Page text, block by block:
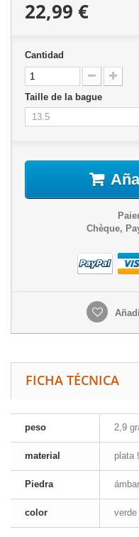
22,99 €
Cantidad
Taille de la bague
Chèque,
FICHA TÉCNICA
peso 2,9
material plata
Piedra ámbar
color verde